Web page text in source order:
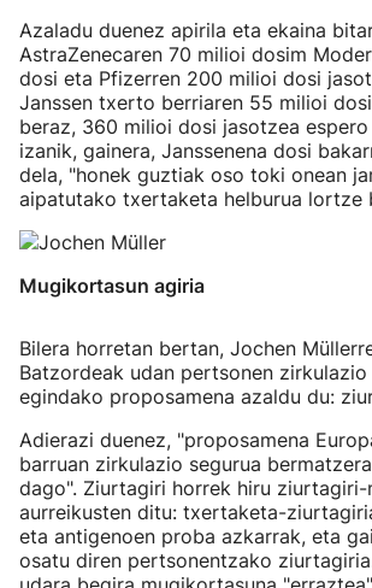
Azaladu duenez apirila eta ekaina
AstraZenecaren 70 milioi dosim
dosi eta Pfizerren 200 milioi dosi
Janssen txerto berriaren 55 milioi
beraz, 360 milioi dosi jasotzea espero
izanik, gainera, Janssenena dosi
dela, "honek guztiak oso toki onean
aipatutako txertaketa helburua lortze
Mugikortasun agiria
Bilera horretan bertan, Jochen
Batzordeak udan pertsonen
egindako proposamena azaldu du:
Adierazi duenez, "proposamena
barruan zirkulazio segurua
dago". Ziurtagiri horrek hiru ziurtagiri-
aurreikusten ditu: txertaketa-
eta antigenoen proba azkarrak, eta
osatu diren pertsonentzako